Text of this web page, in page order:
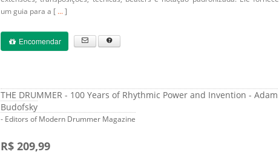
um guia para a [ ...]
Encomendar
THE DRUMMER - 100 Years of Rhythmic Power and Invention - Adam
Budofsky
- Editors of Modern Drummer Magazine
R$ 209,99